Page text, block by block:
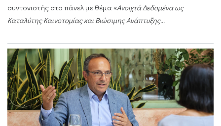
συντονιστής στο πάνελ με θέμα «Ανοιχτά Δεδομένα ως
Καταλύτης Καινοτομίας και Βιώσιμης Ανάπτυξης...